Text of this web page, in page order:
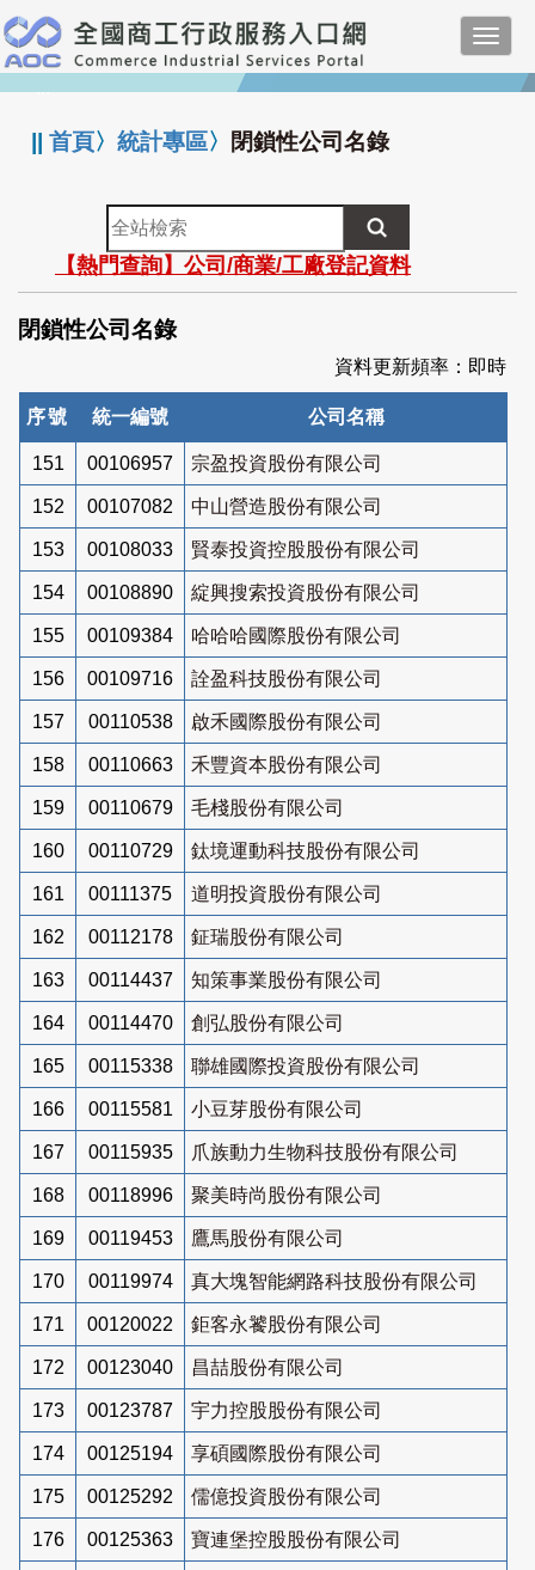
跳
到
主
要
:::
||首頁〉統計專區〉 閉鎖性公司名錄
全
站
檢
索
【熱門查詢】公司/商業/工廠登記資料
閉鎖性公司名錄
資料更新頻率：即時
序號 統一編號 公司名稱
151 00106957 宗盈投資股份有限公司
152 00107082 中山營造股份有限公司
153 00108033 賢泰投資控股股份有限公司
154 00108890 綻興搜索投資股份有限公司
155 00109384 哈哈哈國際股份有限公司
156 00109716 詮盈科技股份有限公司
157 00110538 啟禾國際股份有限公司
158 00110663 禾豐資本股份有限公司
159 00110679 毛棧股份有限公司
160 00110729 鈦境運動科技股份有限公司
161 00111375 道明投資股份有限公司
162 00112178 鉦瑞股份有限公司
163 00114437 知策事業股份有限公司
164 00114470 創弘股份有限公司
165 00115338 聯雄國際投資股份有限公司
166 00115581 小豆芽股份有限公司
167 00115935 爪族動力生物科技股份有限公司
168 00118996 聚美時尚股份有限公司
169 00119453 鷹馬股份有限公司
170 00119974 真大塊智能網路科技股份有限公司
171 00120022 鉅客永饕股份有限公司
172 00123040 昌喆股份有限公司
173 00123787 宇力控股股份有限公司
174 00125194 享碩國際股份有限公司
175 00125292 儒億投資股份有限公司
176 00125363 寶連堡控股股份有限公司